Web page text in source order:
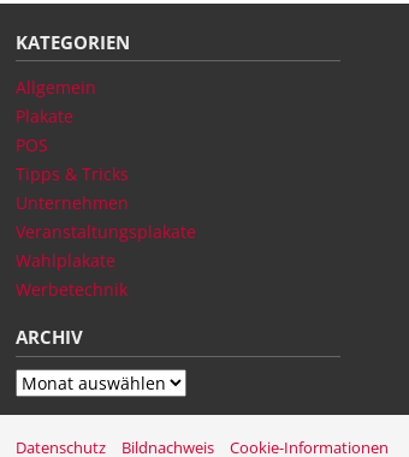
KATEGORIEN
Allgemein
Plakate
POS
Tipps & Tricks
Unternehmen
Veranstaltungsplakate
Wahlplakate
Werbetechnik
ARCHIV
Archiv
Datenschutz Bildnachweis Cookie-Informationen